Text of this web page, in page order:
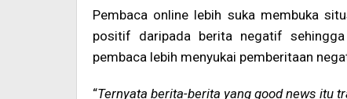
Pembaca online lebih suka membuka
positif daripada berita negatif
pembaca lebih menyukai pemberitaan
“Ternyata berita-berita yang good news itu